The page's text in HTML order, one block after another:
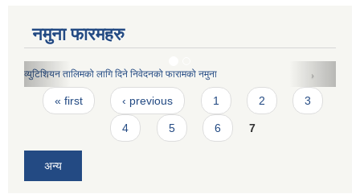
नमुना फारमहरु
जन्मदर्ता प्रमाणपत्रको ढाचा
Pages
« first ‹ previous 1 2 3
4 5 6 7
अन्य